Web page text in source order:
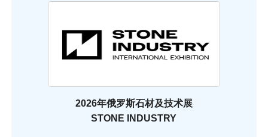
2026年俄罗斯石材及技术展
STONE INDUSTRY